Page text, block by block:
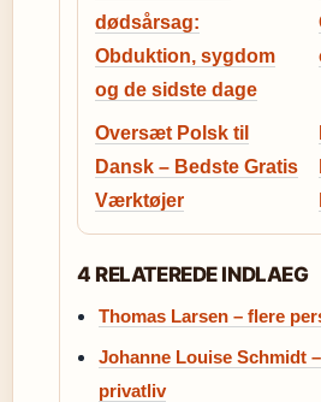
dødsårsag:
Obduktion, sygdom
og de sidste dage
Oversæt Polsk til
Dansk – Bedste Gratis
Værktøjer
4 RELATEREDE INDLAEG
Thomas Larsen – flere
Johanne Louise Schmidt
privatliv